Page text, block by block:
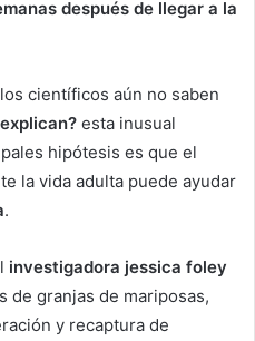
después de llegar a la
científicos aún no saben
esta inusual
hipótesis es que el
la vida adulta puede ayudar
.
investigadora jessica foley
de granjas de mariposas,
y recaptura de